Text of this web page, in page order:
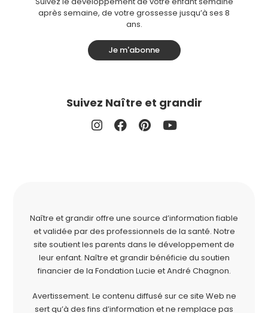
après semaine, de votre grossesse jusqu’à ses 8
ans.
Je m'abonne
Suivez Naître et grandir
Naître et grandir offre une source d’information fiable
et validée par des professionnels de la santé. Notre
site soutient les parents dans le développement de
leur enfant. Naître et grandir bénéficie du soutien
financier de la Fondation Lucie et André Chagnon.
Avertissement. Le contenu diffusé sur ce site Web ne
sert qu’à des fins d’information et ne remplace pas